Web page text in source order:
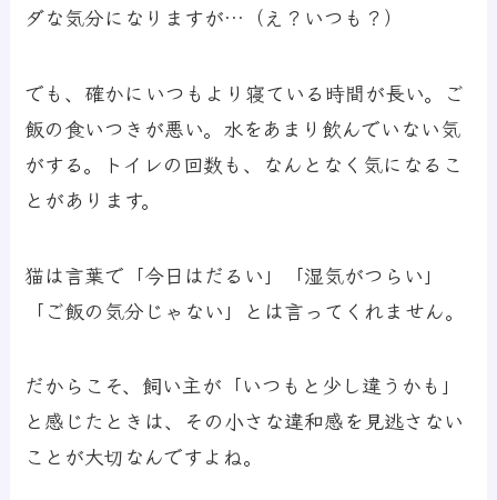
ダな気分になりますが…（え？いつも？）
でも、確かにいつもより寝ている時間が長い。ご
飯の食いつきが悪い。水をあまり飲んでいない気
がする。トイレの回数も、なんとなく気になるこ
とがあります。
猫は言葉で「今日はだるい」「湿気がつらい」
「ご飯の気分じゃない」とは言ってくれません。
だからこそ、飼い主が「いつもと少し違うかも」
と感じたときは、その小さな違和感を見逃さない
ことが大切なんですよね。